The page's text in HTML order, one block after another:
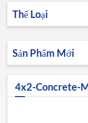
Thể Loại
Sản Phẩm Mới
4x2-Concrete-